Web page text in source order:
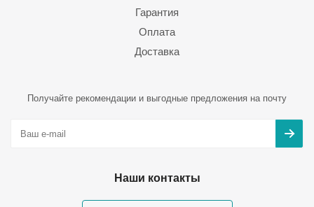
Гарантия
Оплата
Доставка
Получайте рекомендации и выгодные предложения на почту
Наши контакты